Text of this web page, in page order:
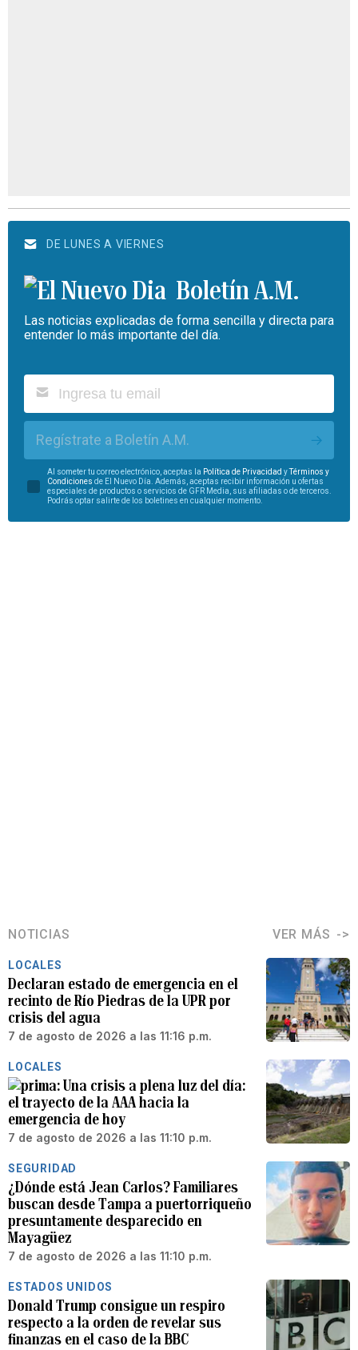
DE LUNES A VIERNES
Boletín A.M.
Las noticias explicadas de forma sencilla y directa para
entender lo más importante del día.
Regístrate a Boletín A.M.
Al someter tu correo electrónico, aceptas la Política de Privacidad yTérminos y
Condiciones de El Nuevo Día. Además, aceptas recibir información u ofertas
especiales de productos o servicios de GFR Media, sus afiliadas o de terceros.
Podrás optar salirte de los boletines en cualquier momento.
NOTICIAS VER MÁS
LOCALES
Declaran estado de emergencia en el
recinto de Río Piedras de la UPR por
crisis del agua
7 de agosto de 2026 a las 11:16 p.m.
LOCALES
Una crisis a plena luz del día:
el trayecto de la AAA hacia la
emergencia de hoy
7 de agosto de 2026 a las 11:10 p.m.
SEGURIDAD
¿Dónde está Jean Carlos? Familiares
buscan desde Tampa a puertorriqueño
presuntamente desparecido en
Mayagüez
7 de agosto de 2026 a las 11:10 p.m.
ESTADOS UNIDOS
Donald Trump consigue un respiro
respecto a la orden de revelar sus
finanzas en el caso de la BBC